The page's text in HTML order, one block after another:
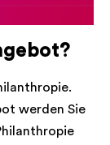
werden Sie